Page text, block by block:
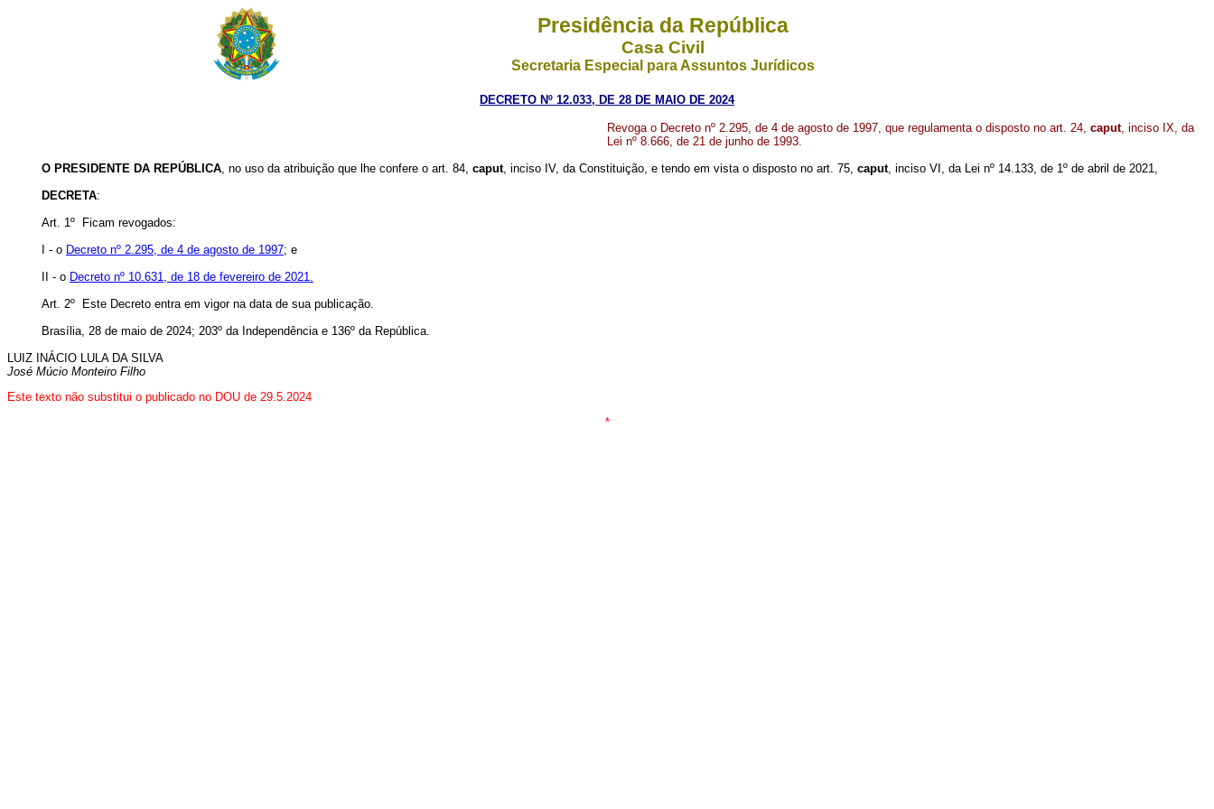
Presidência da República
Casa Civil
Secretaria Especial para Assuntos Jurídicos
DECRETO Nº 12.033, DE 28 DE MAIO DE 2024
Revoga o Decreto nº 2.295, de 4 de agosto de 1997, que regulamenta o disposto no art. 24, caput, inciso IX, da
Lei nº 8.666, de 21 de junho de 1993.
O PRESIDENTE DA REPÚBLICA, no uso da atribuição que lhe confere o art. 84, caput, inciso IV, da Constituição, e tendo em vista o disposto no art. 75, caput, inciso VI, da Lei nº 14.133, de 1º de abril de 2021,
DECRETA:
Art. 1º Ficam revogados:
I - o Decreto nº 2.295, de 4 de agosto de 1997; e
II - o Decreto nº 10.631, de 18 de fevereiro de 2021.
Art. 2º Este Decreto entra em vigor na data de sua publicação.
Brasília, 28 de maio de 2024; 203º da Independência e 136º da República.
LUIZ INÁCIO LULA DA SILVA
José Múcio Monteiro Filho
Este texto não substitui o publicado no DOU de 29.5.2024
*